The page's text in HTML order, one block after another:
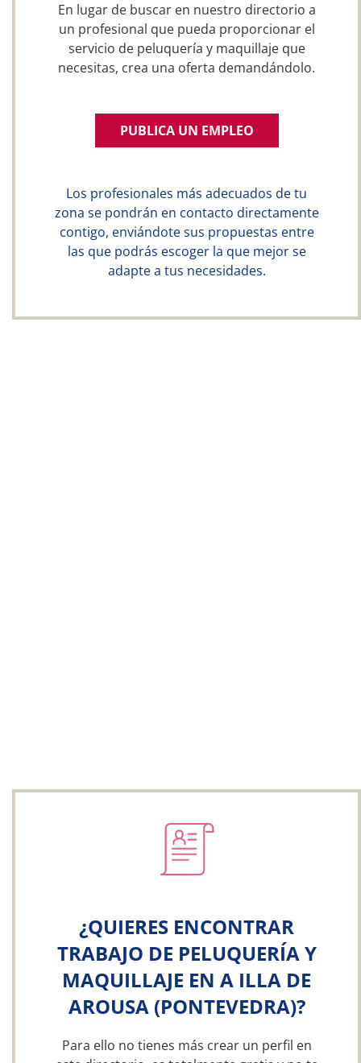
En lugar de buscar en nuestro directorio a
un profesional que pueda proporcionar el
servicio de peluquería y maquillaje que
necesitas, crea una oferta demandándolo.
PUBLICA UN EMPLEO
Los profesionales más adecuados de tu
zona se pondrán en contacto directamente
contigo, enviándote sus propuestas entre
las que podrás escoger la que mejor se
adapte a tus necesidades.
¿QUIERES ENCONTRAR
TRABAJO DE PELUQUERÍA Y
MAQUILLAJE EN A ILLA DE
AROUSA (PONTEVEDRA)?
Para ello no tienes más crear un perfil en